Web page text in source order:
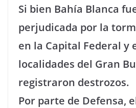
Si bien Bahía Blanca
perjudicada por la
en la Capital Federal y
localidades del Gran
registraron destrozos.
Por parte de Defensa,